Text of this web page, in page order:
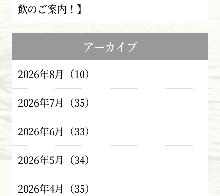
飲のご案内！】
アーカイブ
2026年8月（10）
2026年7月（35）
2026年6月（33）
2026年5月（34）
2026年4月（35）